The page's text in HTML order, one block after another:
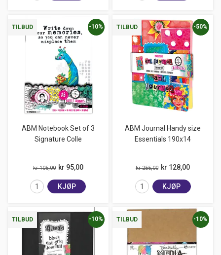
TILBUD
ABM Notebook Set of 3
Signature Colle
-10%
kr 105,00 kr 95,00
KJØP
TILBUD
ABM Journal Handy size
Essentials 190x14
-50%
kr 255,00 kr 128,00
KJØP
TILBUD -10% TILBUD -10%